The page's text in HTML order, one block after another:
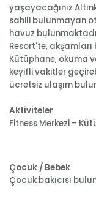
yaşayacağınız
sahili bulunmayan
havuz
Resort'te,
Kütüphane, okuma
keyifli vakitler
ücretsiz ulaşım
Aktiviteler
Fitness Merkezi –
Çocuk / Bebek
Çocuk bakıcısı